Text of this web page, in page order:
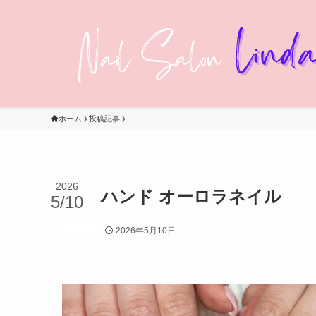
ホーム 投稿記事
ハンド オーロラネイル
2026
5/10
2026年5月10日